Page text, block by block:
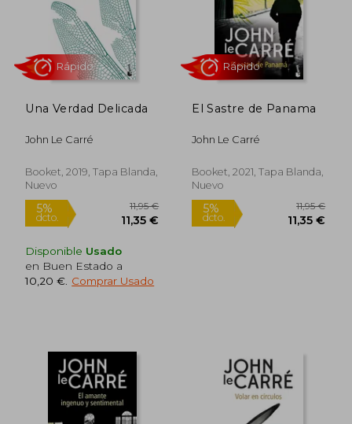
5%
dcto.
12,95 €
12,30 €
Rápido
5%
dcto. 9,45
Una Verdad Delicada
John Le Carré
Booket, 2019, Tapa Blanda,
Nuevo
Disponible Usado
en Buen Estado a
10,20 € Comprar Usado
El Sastre de Panama
John Le Carré
Booket, 2021, Tapa Blanda,
Nuevo